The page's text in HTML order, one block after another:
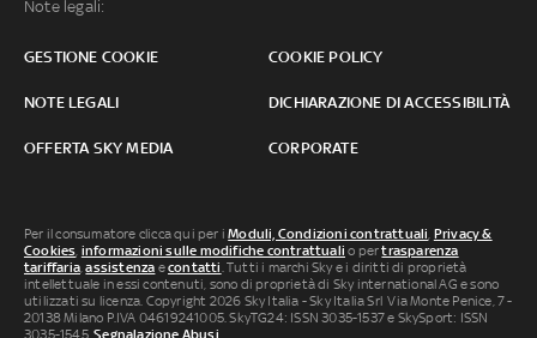
Note legali:
GESTIONE COOKIE COOKIE POLICY
NOTE LEGALI DICHIARAZIONE DI ACCESSIBILITÀ
OFFERTA SKY MEDIA CORPORATE
Per il consumatore clicca qui per iModuli, Condizioni contrattuali, Privacy &
Cookies, informazioni sulle modifiche contrattuali o pertrasparenza
tariffaria,assistenza econtatti. Tutti i marchi Sky e i diritti di proprietà
intellettuale in essi contenuti, sono di proprietà di Sky international AG e sono
utilizzati su licenza. Copyright 2026 Sky Italia - Sky Italia Srl Via Monte Penice, 7 -
20138 Milano P.IVA 04619241005. SkyTG24: ISSN 3035-1537 e SkySport: ISSN
3035-1545.Segnalazione Abusi